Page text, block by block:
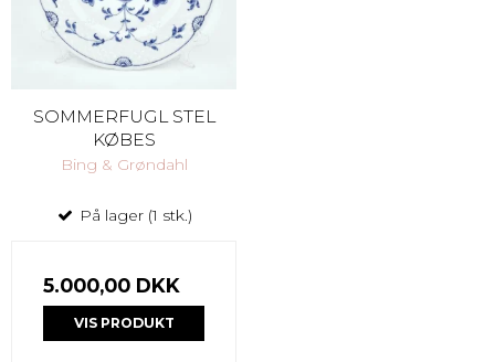
SOMMERFUGL STEL
KØBES
Bing & Grøndahl
På lager (1 stk.)
5.000,00 DKK
VIS PRODUKT